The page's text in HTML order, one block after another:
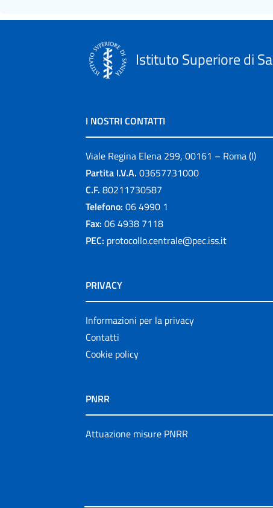
Istituto Superiore di
I NOSTRI CONTATTI
Viale Regina Elena 299, 00161 – Roma (I)
Partita I.V.A. 03657731000
C.F. 80211730587
Telefono: 06 4990 1
Fax: 06 4938 7118
PEC: protocollo.centrale@pec.iss.it
PRIVACY
Informazioni per la privacy
Contatti
Cookie policy
PNRR
Attuazione misure PNRR